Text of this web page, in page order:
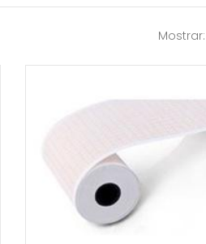
Mostrar: